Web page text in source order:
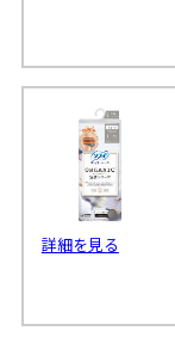
詳細を見る